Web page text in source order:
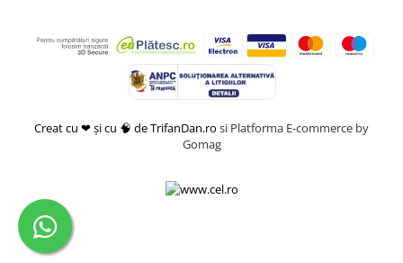
Creat cu ❤ și cu 🧠 de TrifanDan.ro si Platforma E-commerce by
Gomag